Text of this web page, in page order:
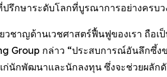
รึกษาระดับโลกที่บูรณาการอย่างครบว
ชาญด้านเวชศาสตร์ฟื้นฟูของเรา ถือ
Group กล่าว “ประสบการณ์อันลึกซึ้
กพัฒนาและนักลงทุน ซึ่งจะช่วยผลัก